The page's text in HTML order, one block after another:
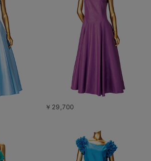
￥29,700